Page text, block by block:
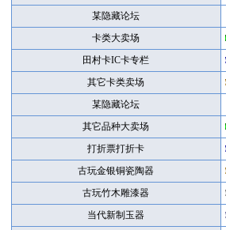
某隐藏论坛
卡类大卖场
田村卡IC卡专栏
其它卡类卖场
某隐藏论坛
其它品种大卖场
打折票打折卡
古玩金银铜瓷陶器
古玩竹木雕漆器
当代新制玉器